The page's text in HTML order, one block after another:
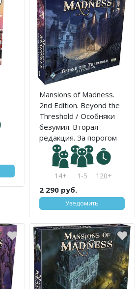
Mansions of Madness.
2nd Edition. Beyond the
Threshold / Особняки
безумия. Вторая
редакция. За порогом
14+ 1-5 120+
2 290 руб.
Уведомить